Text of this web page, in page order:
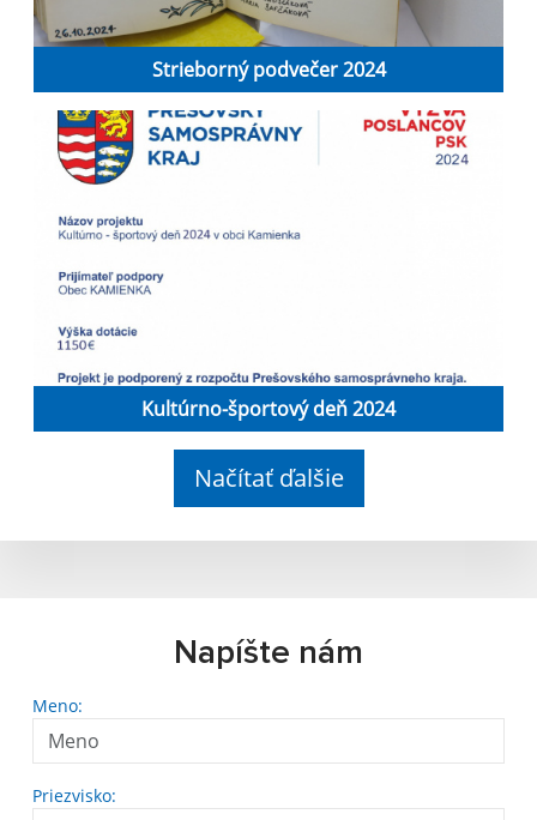
Strieborný podvečer 2024
Kultúrno-športový deň 2024
Načítať ďalšie
Napíšte nám
Meno:
Priezvisko: